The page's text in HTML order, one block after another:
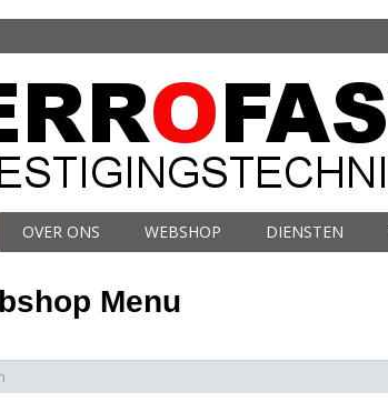
OVER ONS WEBSHOP DIENSTEN
Menu